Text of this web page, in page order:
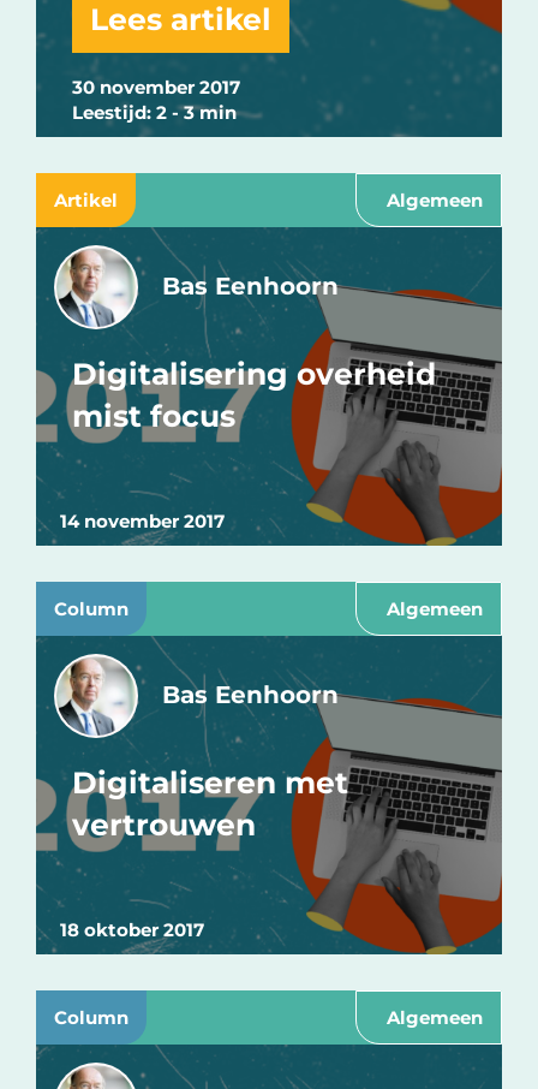
30 november 2017
Leestijd: 2 - 3 min
Lees artikel
Artikel Algemeen
14 november 2017
Bas Eenhoorn
Digitalisering overheid
mist focus
Column Algemeen
18 oktober 2017
Bas Eenhoorn
Digitaliseren met
vertrouwen
Column Algemeen